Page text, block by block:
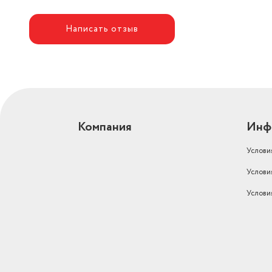
Системы защиты
Газконтроль
Ширина (см)
60
Тип управления
Варочная панель 60 см
Написать отзыв
Компания